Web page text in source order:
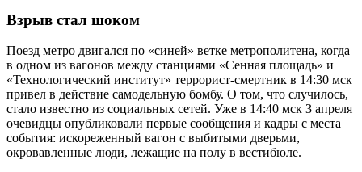
Взрыв стал шоком
Поезд метро двигался по «синей» ветке метрополитена, когда
в одном из вагонов между станциями «Сенная площадь» и
«Технологический институт» террорист-смертник в 14:30 мск
привел в действие самодельную бомбу. О том, что случилось,
стало известно из социальных сетей. Уже в 14:40 мск 3 апреля
очевидцы опубликовали первые сообщения и кадры с места
события: искореженный вагон с выбитыми дверьми,
окровавленные люди, лежащие на полу в вестибюле.